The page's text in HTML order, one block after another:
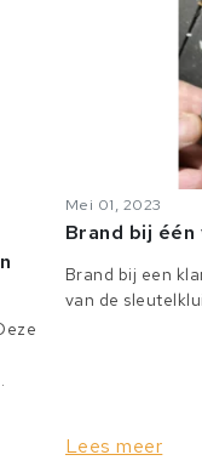
Mei 01, 2023
Brand bij
Brand bij een
van de
Lees meer